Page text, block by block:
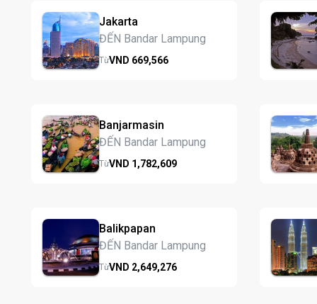
Jakarta
ĐẾN Bandar Lampung
TừVND 669,566
Banjarmasin
ĐẾN Bandar Lampung
TừVND 1,782,609
Balikpapan
ĐẾN Bandar Lampung
TừVND 2,649,276